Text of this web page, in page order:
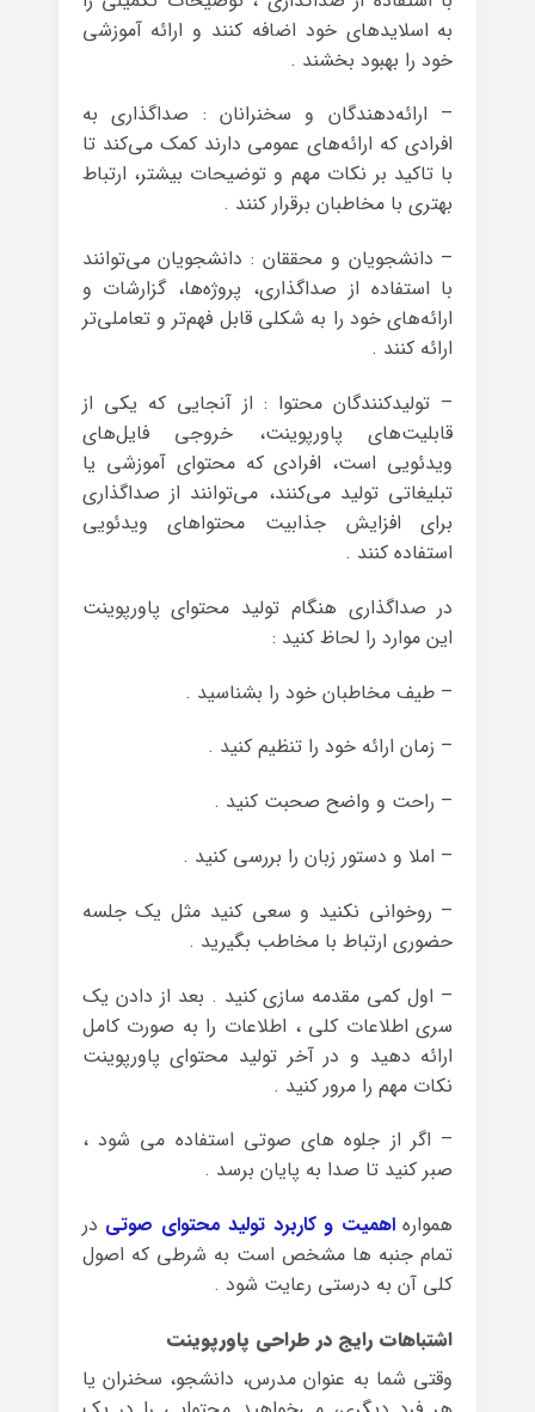
به اسلایدهای خود اضافه کنند و ارائه‌ آموزشی
خود را بهبود بخشند .
– ارائه‌دهندگان و سخنرانان : صداگذاری به
افرادی که ارائه‌های عمومی دارند کمک می‌کند تا
با تاکید بر نکات مهم و توضیحات بیشتر، ارتباط
بهتری با مخاطبان برقرار کنند .
– دانشجویان و محققان : دانشجویان می‌توانند
با استفاده از صداگذاری، پروژه‌ها، گزارشات و
ارائه‌های خود را به شکلی قابل فهم‌تر و تعاملی‌تر
ارائه کنند .
– تولیدکنندگان محتوا : از آنجایی که یکی از
قابلیت‌های پاورپوینت، خروجی فایل‌های
ویدئویی است، افرادی که محتوای آموزشی یا
تبلیغاتی تولید می‌کنند، می‌توانند از صداگذاری
برای افزایش جذابیت محتواهای ویدئویی
استفاده کنند .
در صداگذاری هنگام تولید محتوای پاورپوینت
این موارد را لحاظ کنید :
– طیف مخاطبان خود را بشناسید .
– زمان ارائه خود را تنظیم کنید .
– راحت و واضح صحبت کنید .
– املا و دستور زبان را بررسی کنید .
– روخوانی نکنید و سعی کنید مثل یک جلسه
حضوری ارتباط با مخاطب بگیرید .
– اول کمی مقدمه سازی کنید . بعد از دادن یک
سری اطلاعات کلی ، اطلاعات را به صورت کامل
ارائه دهید و در آخر تولید محتوای پاورپوینت
نکات مهم را مرور کنید .
– اگر از جلوه های صوتی استفاده می شود ،
صبر کنید تا صدا به پایان برسد .
هموارهاهمیت و کاربرد تولید محتوای صوتی در
تمام جنبه ها مشخص است به شرطی که اصول
کلی آن به درستی رعایت شود .
اشتباهات رایج در طراحی پاورپوینت
وقتی شما به عنوان مدرس، دانشجو، سخنران یا